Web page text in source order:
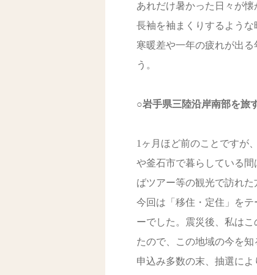
あれだけ暑かった日々が
長袖を袖まくりするような
寒暖差や一年の疲れが出
う。
○岩手県三陸沿岸南部を旅
1ヶ月ほど前のことですが
や釜石市で暮らしている
ばツアー等の観光で訪れ
今回は「移住・定住」を
ーでした。震災後、私は
たので、この地域の今を
申込み多数の末、抽選によ